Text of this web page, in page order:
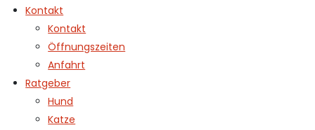
Kontakt
Kontakt
Öffnungszeiten
Anfahrt
Ratgeber
Hund
Katze